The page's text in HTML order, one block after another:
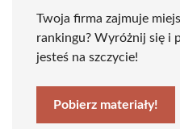
Twoja firma zajmuje
rankingu? Wyróżnij się i
jesteś na szczycie!
Pobierz materiały!